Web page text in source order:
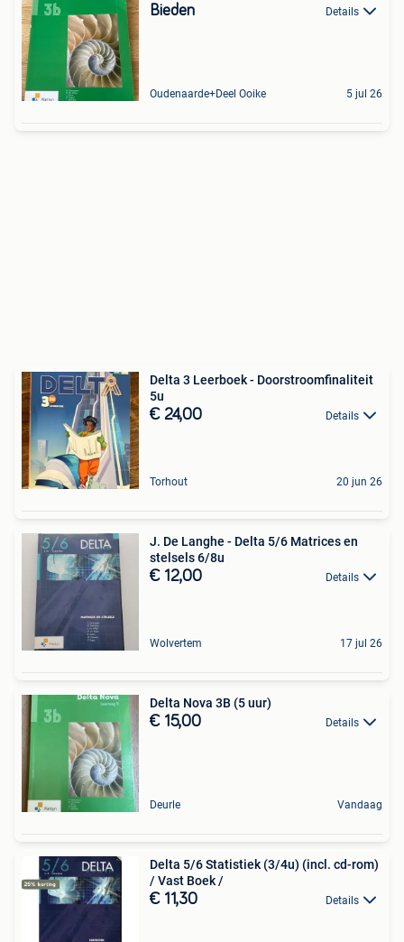
Bieden Details
Oudenaarde+Deel Ooike 5 jul 26
Delta 3 Leerboek - Doorstroomfinaliteit
5u
€ 24,00 Details
Torhout 20 jun 26
J. De Langhe - Delta 5/6 Matrices en
stelsels 6/8u
€ 12,00 Details
Wolvertem 17 jul 26
Delta Nova 3B (5 uur)
€ 15,00 Details
Deurle Vandaag
Delta 5/6 Statistiek (3/4u) (incl. cd-rom)
/ Vast Boek /
€ 11,30 Details